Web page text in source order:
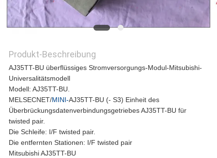
POLICY
Produkt-Beschreibung
AJ35TT-BU überflüssiges Stromversorgungs-Modul-Mitsubishi-
Universalitätsmodell
Modell: AJ35TT-BU.
MELSECNET/MINI-AJ35TT-BU (- S3) Einheit des
Überbrückungsdatenverbindungsgetriebes AJ35TT-BU für
twisted pair.
Die Schleife: I/F twisted pair.
Die entfernten Stationen: I/F twisted pair
Mitsubishi AJ35TT-BU